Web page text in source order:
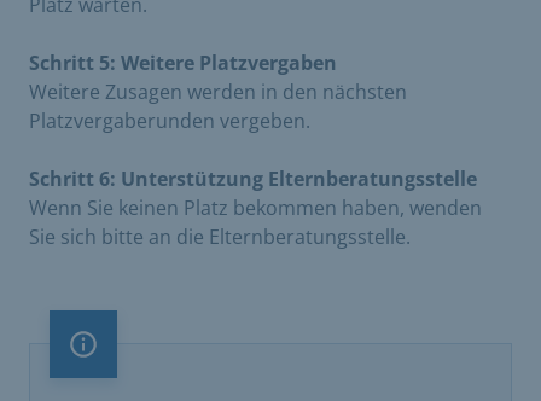
Schritt 5: Weitere Platzvergaben
Weitere Zusagen werden in den nächsten
Platzvergaberunden vergeben.
Schritt 6: Unterstützung Elternberatungsstelle
Wenn Sie keinen Platz bekommen haben, wenden
Sie sich bitte an die Elternberatungsstelle.
Information